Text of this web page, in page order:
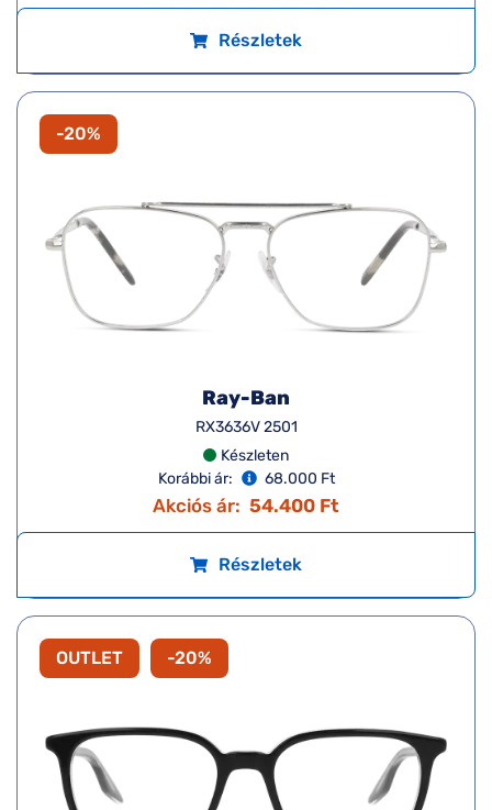
Részletek
-20%
Ray-Ban
RX3636V 2501
Készleten
Korábbi ár:
68.000 Ft
Akciós ár: 54.400 Ft
Részletek
OUTLET -20%